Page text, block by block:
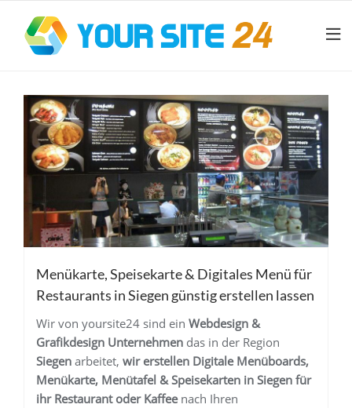
Menükarte, Speisekarte & Digitales Menü für
Restaurants in Siegen günstig erstellen lassen
Wir von yoursite24 sind ein Webdesign &
Grafikdesign Unternehmen das in der Region
Siegen arbeitet, wir erstellen Digitale Menüboards,
Menükarte, Menütafel & Speisekarten in Siegen für
ihr Restaurant oder Kaffeenach Ihren